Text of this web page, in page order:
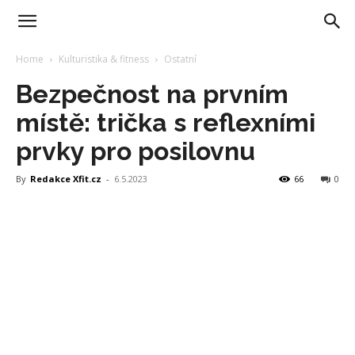
Home Kulturistika & fitness Ostatní
Bezpečnost na prvním
místě: trička s reflexními
prvky pro posilovnu
By Redakce Xfit.cz - 6.5.2023 0
66